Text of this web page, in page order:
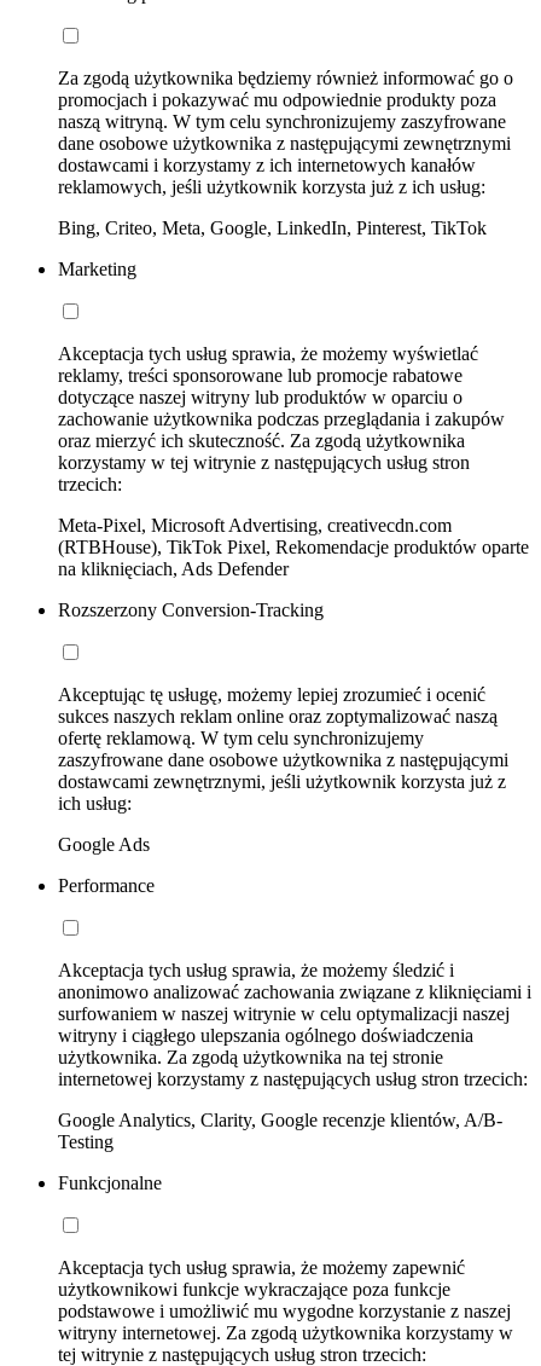
Za zgodą użytkownika będziemy również informować go o
promocjach i pokazywać mu odpowiednie produkty poza
naszą witryną. W tym celu synchronizujemy zaszyfrowane
dane osobowe użytkownika z następującymi zewnętrznymi
dostawcami i korzystamy z ich internetowych kanałów
reklamowych, jeśli użytkownik korzysta już z ich usług:
Bing, Criteo, Meta, Google, LinkedIn, Pinterest, TikTok
Marketing
Akceptacja tych usług sprawia, że możemy wyświetlać
reklamy, treści sponsorowane lub promocje rabatowe
dotyczące naszej witryny lub produktów w oparciu o
zachowanie użytkownika podczas przeglądania i zakupów
oraz mierzyć ich skuteczność. Za zgodą użytkownika
korzystamy w tej witrynie z następujących usług stron
trzecich:
Meta-Pixel, Microsoft Advertising, creativecdn.com
(RTBHouse), TikTok Pixel, Rekomendacje produktów oparte
na kliknięciach, Ads Defender
Rozszerzony Conversion-Tracking
Akceptując tę usługę, możemy lepiej zrozumieć i ocenić
sukces naszych reklam online oraz zoptymalizować naszą
ofertę reklamową. W tym celu synchronizujemy
zaszyfrowane dane osobowe użytkownika z następującymi
dostawcami zewnętrznymi, jeśli użytkownik korzysta już z
ich usług:
Google Ads
Performance
Akceptacja tych usług sprawia, że możemy śledzić i
anonimowo analizować zachowania związane z kliknięciami i
surfowaniem w naszej witrynie w celu optymalizacji naszej
witryny i ciągłego ulepszania ogólnego doświadczenia
użytkownika. Za zgodą użytkownika na tej stronie
internetowej korzystamy z następujących usług stron trzecich:
Google Analytics, Clarity, Google recenzje klientów, A/B-
Testing
Funkcjonalne
Akceptacja tych usług sprawia, że możemy zapewnić
użytkownikowi funkcje wykraczające poza funkcje
podstawowe i umożliwić mu wygodne korzystanie z naszej
witryny internetowej. Za zgodą użytkownika korzystamy w
tej witrynie z następujących usług stron trzecich: